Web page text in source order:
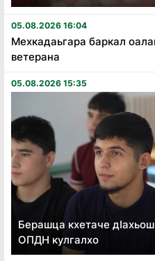
05.08.2026 16:04
Мехкадаьгара баркал
ветерана
05.08.2026 15:35
Берашца кхетаче
ОПДН кулгалхо